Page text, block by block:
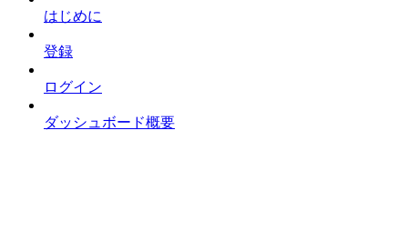
はじめに
登録
ログイン
ダッシュボード概要